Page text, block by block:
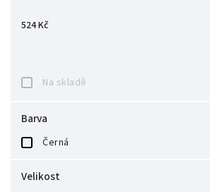
524Kč
Na skladě
Barva
Černá
Velikost